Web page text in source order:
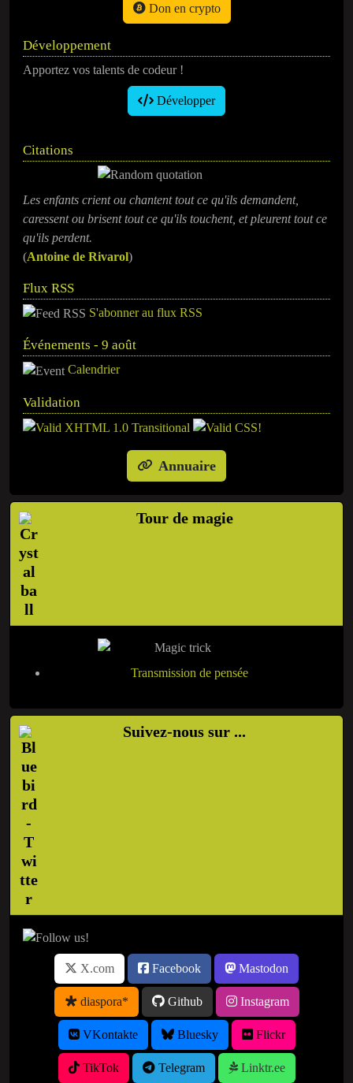
Don en crypto
Développement
Apportez vos talents de codeur !
Développer
Citations
Les enfants crient ou chantent tout ce qu'ils demandent,
caressent ou brisent tout ce qu'ils touchent, et pleurent tout ce
qu'ils perdent.
(Antoine de Rivarol)
Flux RSS
S'abonner au flux RSS
Événements - 9 août
Calendrier
Validation
Annuaire
Tour de magie
Transmission de pensée
Suivez-nous sur ...
X.com Facebook Mastodon
diaspora* Github Instagram
VKontakte Bluesky Flickr
TikTok Telegram Linktr.ee